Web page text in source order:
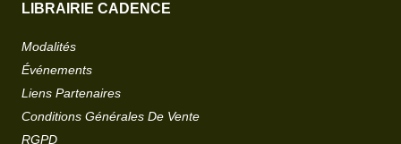
LIBRAIRIE CADENCE
Modalités
Événements
Liens Partenaires
Conditions Générales De Vente
RGPD